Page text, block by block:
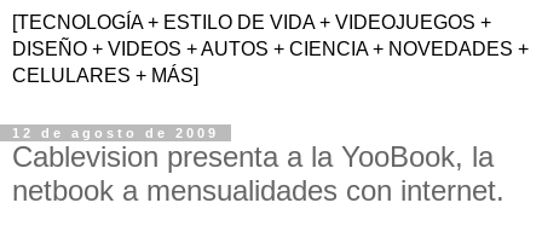
[TECNOLOGÍA + ESTILO DE VIDA + VIDEOJUEGOS +
DISEÑO + VIDEOS + AUTOS + CIENCIA + NOVEDADES +
CELULARES + MÁS]
12 de agosto de 2009
Cablevision presenta a la YooBook, la
netbook a mensualidades con internet.